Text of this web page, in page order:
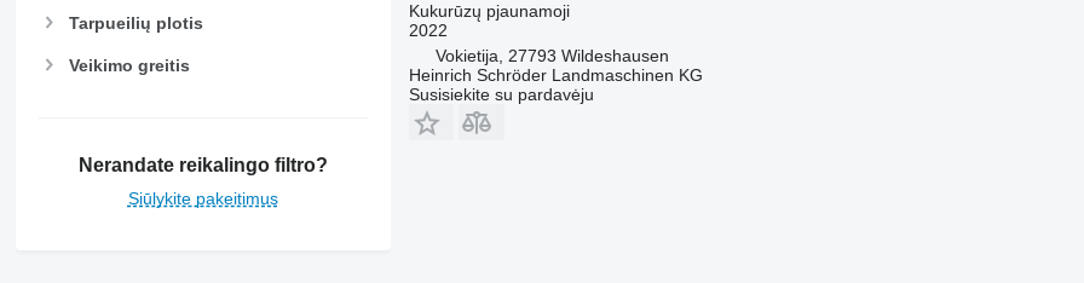
Tarpueilių plotis
Veikimo greitis
Nerandate reikalingo filtro?
Siūlykite pakeitimus
Kukurūzų pjaunamoji
2022
Vokietija, 27793 Wildeshausen
Heinrich Schröder Landmaschinen KG
Susisiekite su pardavėju